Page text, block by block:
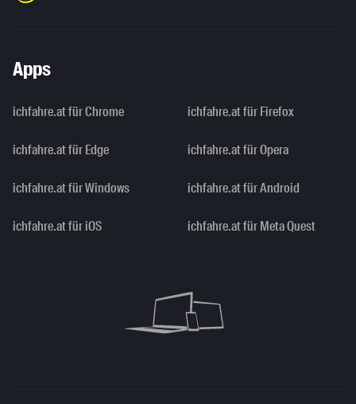
Apps
ichfahre.at für Chrome ichfahre.at für Firefox
ichfahre.at für Edge ichfahre.at für Opera
ichfahre.at für Windows ichfahre.at für Android
ichfahre.at für iOS ichfahre.at für Meta Quest